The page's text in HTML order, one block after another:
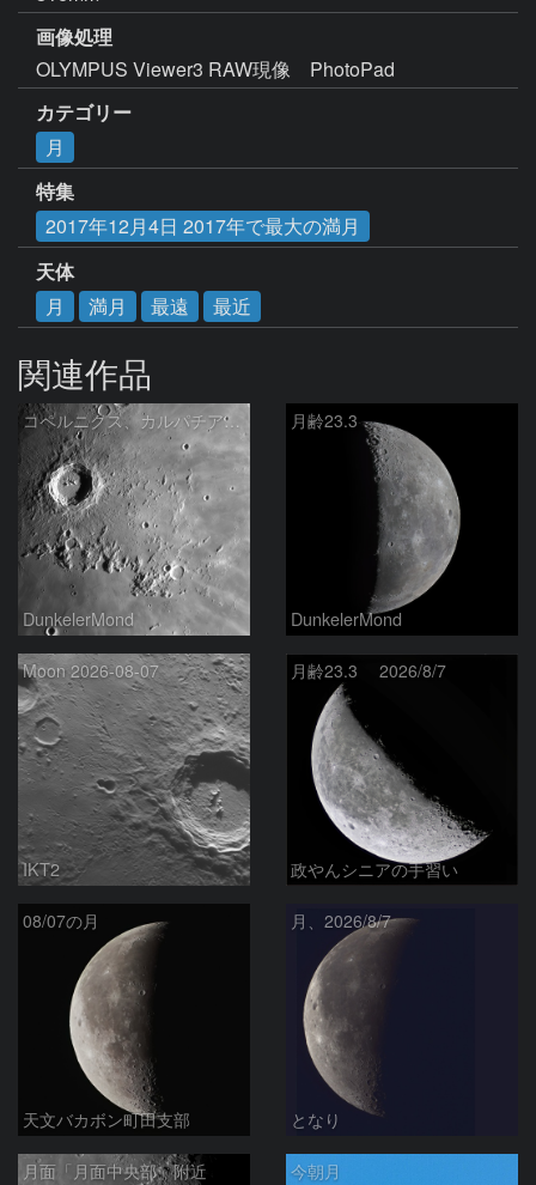
画像処理
OLYMPUS Viewer3 RAW現像　PhotoPad
カテゴリー
月
特集
2017年12月4日 2017年で最大の満月
天体
月
満月 最遠 最近
関連作品
コペルニクス、カルパチア山脈付近
DunkelerMond
月齢23.3
DunkelerMond
Moon 2026-08-07
IKT2
月齢23.3 2026/8/7
政やんシニアの手習い
08/07の月
天文バカボン町田支部
月、2026/8/7
となり
月面「月面中央部」附近 今朝月